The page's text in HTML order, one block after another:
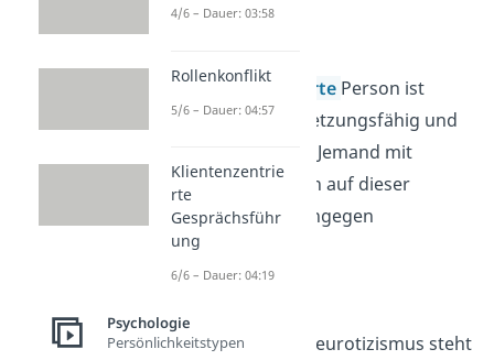
folgt charakterisiert:
Eineextravertierte Person ist
gesellig, durchsetzungsfähig und
. Jemand mit
niedrigen Werten auf dieser
Dimension ist hingegen
introvertiert.
Neurotizismus
Die Dimension Neurotizismus steht
4/6 – Dauer: 03:58
Rollenkonflikt
5/6 – Dauer: 04:57
Klientenzentrie
rte
Gesprächsführ
ung
6/6 – Dauer: 04:19
Psychologie
Persönlichkeitstypen